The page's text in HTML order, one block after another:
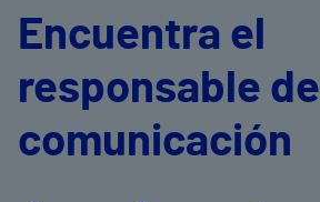
Encuentra el
responsable de
comunicación